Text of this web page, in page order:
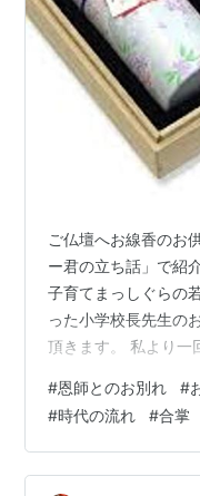
ご仏壇へお線香のお
ー君の立ち話」で紹
子育てまっしぐらの
った小学校長先生の
頂きます。 私より一
たかによって値打ち
ることは、ただ生ま
り、決して先輩ぶっ
場の違いを乗り越え
#恩師とのお別れ #
#時代の流れ #合掌